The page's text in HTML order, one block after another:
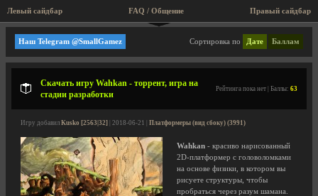
Левый сайдбар Правый сайдбар
FAQ / Общение
Платформеры (вид сбоку)
Сортировка по Дате Баллам
Наш Telegram @SmallGamez
Скачать игру Wahkan - торрент, игра на
стадии разработки
Рейтинга пока нет | Баллы: 63
Игру добавил Kusko [2563|32] | 2018-06-21 | Платформеры (вид сбоку) (3991)
Wahkan - красиво нарисованный
2D-платформер с головоломками
на основе физики, в котором вы
рисуете структуры, чтобы
пробраться через разум шамана.